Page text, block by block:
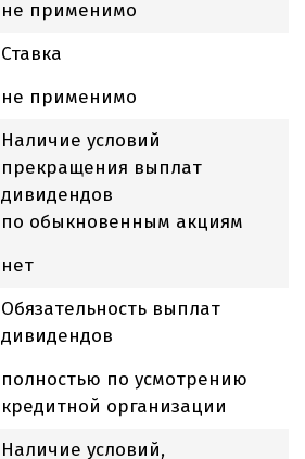
не применимо
Ставка
не применимо
Наличие условий
прекращения выплат
дивидендов
по обыкновенным акциям
нет
Обязательность выплат
дивидендов
полностью по усмотрению
кредитной организации
Наличие условий,